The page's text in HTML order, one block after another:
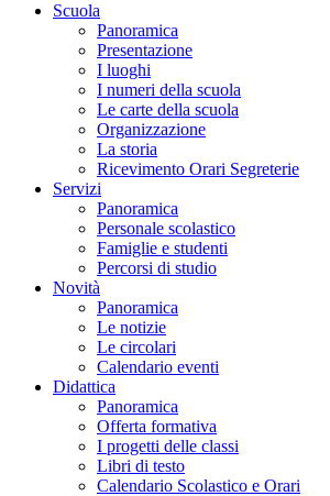
Scuola
Panoramica
Presentazione
I luoghi
I numeri della scuola
Le carte della scuola
Organizzazione
La storia
Ricevimento Orari Segreterie
Servizi
Panoramica
Personale scolastico
Famiglie e studenti
Percorsi di studio
Novità
Panoramica
Le notizie
Le circolari
Calendario eventi
Didattica
Panoramica
Offerta formativa
I progetti delle classi
Libri di testo
Calendario Scolastico e Orari